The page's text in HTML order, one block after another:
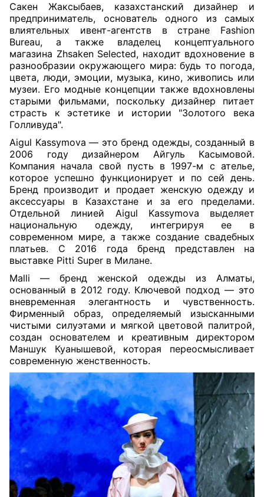
Сакен Жаксыбаев, казахстанский дизайнер и
предприниматель, основатель одного из самых
влиятельных ивент-агентств в стране Fashion
Bureau, а также владелец концептуального
магазина Zhsaken Selected, находит вдохновение в
разнообразии окружающего мира: будь то погода,
цвета, люди, эмоции, музыка, кино, живопись или
музеи. Его модные концепции также вдохновлены
старыми фильмами, поскольку дизайнер питает
страсть к эстетике и истории "Золотого века
Голливуда".
Aigul Kassymova — это бренд одежды, созданный в
2006 году дизайнером Айгуль Касымовой.
Компания начала свой пусть в 1997-м с ателье,
которое успешно функционирует и по сей день.
Бренд производит и продает женскую одежду и
аксессуары в Казахстане и за его пределами.
Отдельной линией Aigul Kassymova выделяет
национальную одежду, интегрируя ее в
современном мире, а также создание свадебных
платьев. C 2016 года бренд представлен на
выставке Pitti Super в Милане.
Malli — бренд женской одежды из Алматы,
основанный в 2012 году. Ключевой подход — это
вневременная элегантность и чувственность.
Фирменный образ, определяемый изысканными
чистыми силуэтами и мягкой цветовой палитрой,
создан основателем и креативным директором
Маншук Куанышевой, которая переосмысливает
современную женственность.